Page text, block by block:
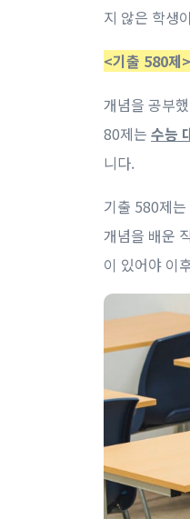
지 않은 학생
<기출 580제>
개념을 공부
80제는 수능
니다.
기출 580제
개념을 배운
이 있어야 이